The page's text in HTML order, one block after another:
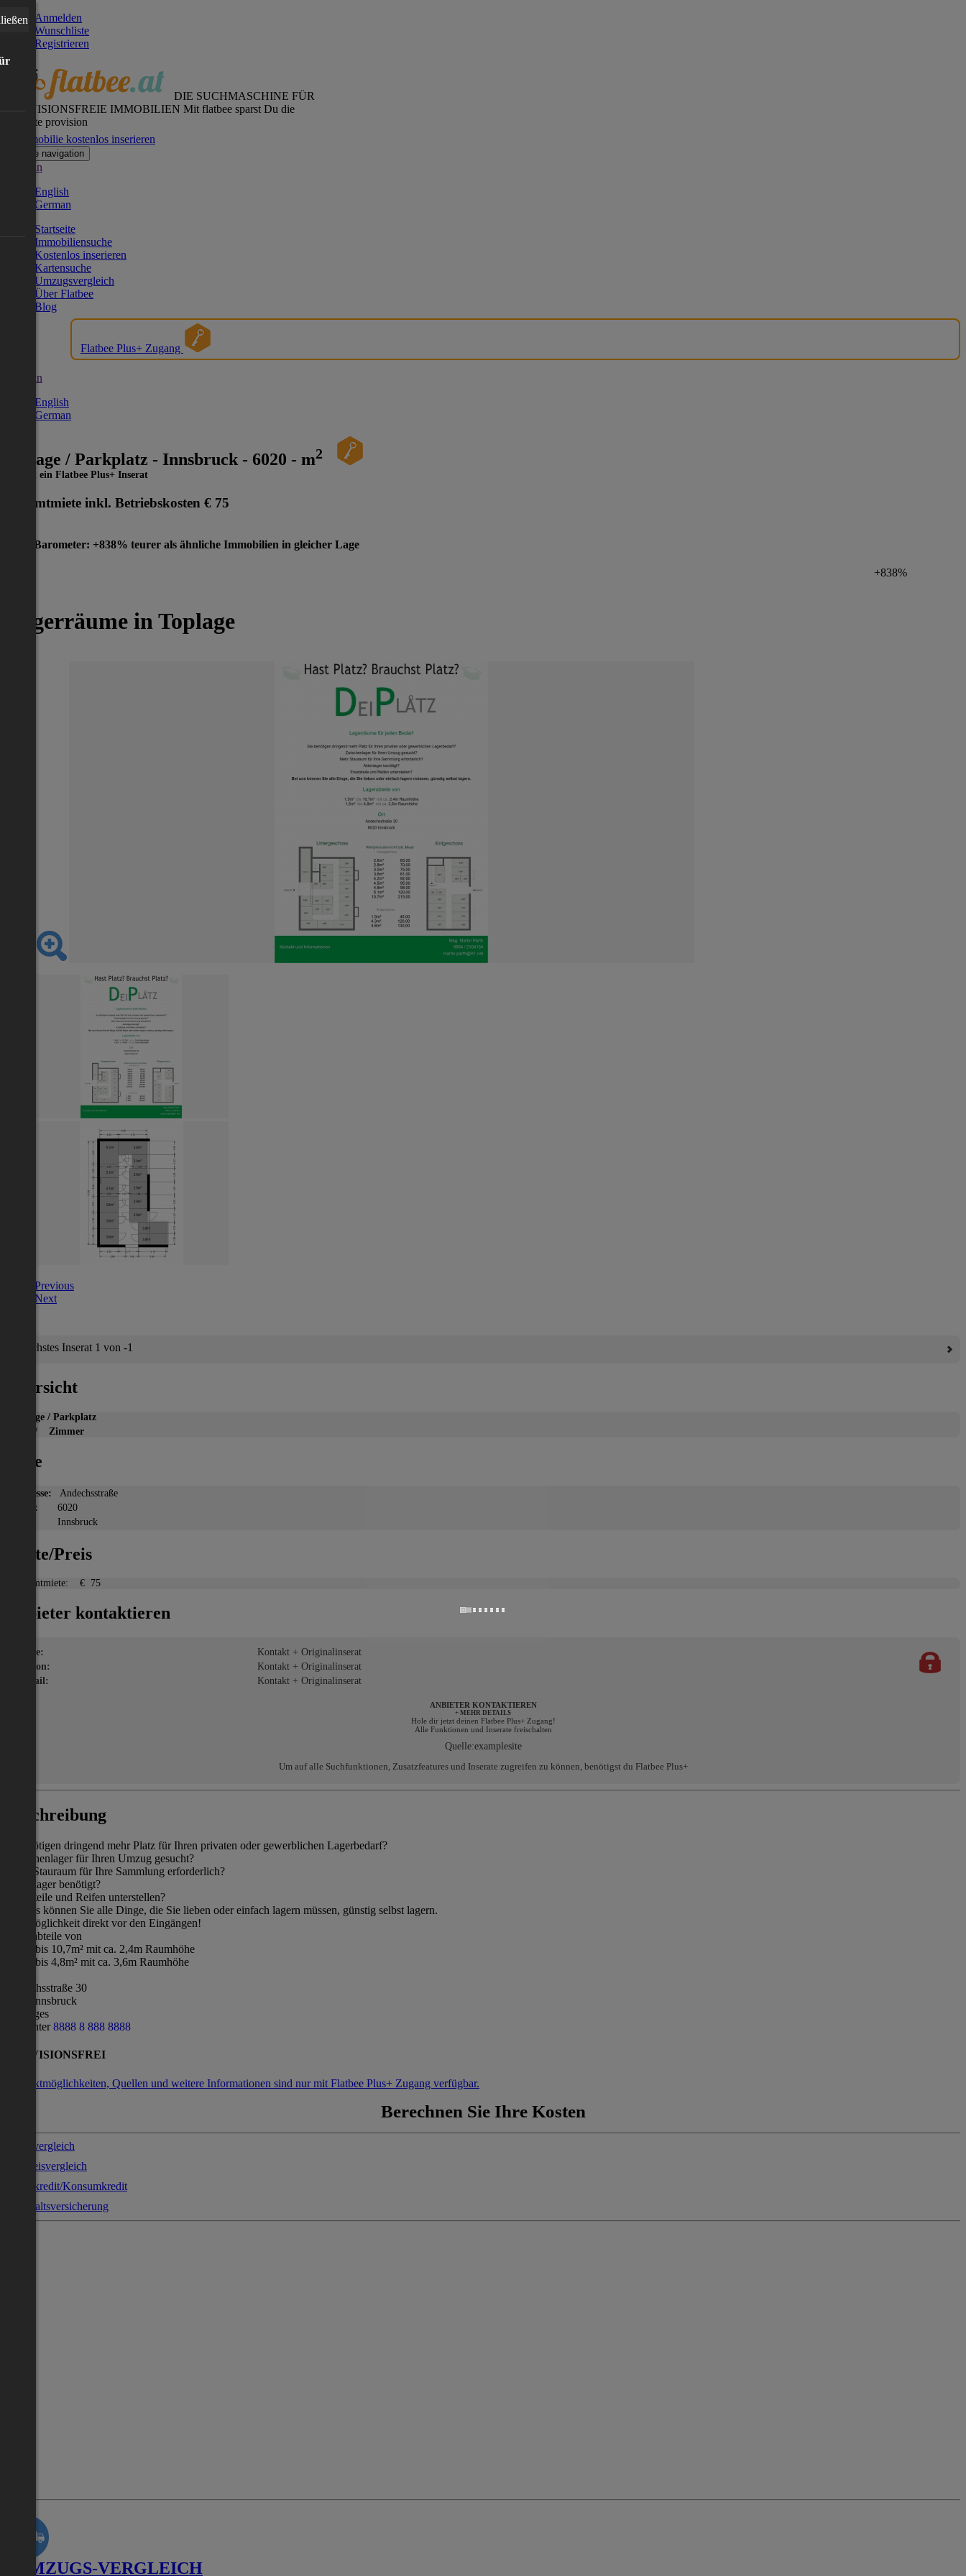
Anmelden
Wunschliste
Registrieren
DIE SUCHMASCHINE FÜR
PROVISIONSFREIE IMMOBILIEN Mit flatbee sparst Du die
gesamte provision
Immobilie kostenlos inserieren
Toggle navigation
German
English
German
Startseite
Immobiliensuche
Kostenlos inserieren
Kartensuche
Umzugsvergleich
Über Flatbee
Blog
Flatbee Plus+ Zugang
German
English
German
Garage / Parkplatz - Innsbruck - 6020 - m2
Dies ist ein Flatbee Plus+ Inserat
Gesamtmiete inkl. Betriebskosten € 75
Preis-Barometer: +838% teurer als ähnliche Immobilien in gleicher Lage
+838%
Lagerräume in Toplage
Previous
Next
Nächstes Inserat 1 von -1
Übersicht
Garage / Parkplatz
/ Zimmer
Lage
Adresse:
Andechsstraße
PLZ:
6020
Innsbruck
Miete/Preis
Gesamtmiete: € 75
Anbieter kontaktieren
Name:
Kontakt + Originalinserat
Telefon:
Kontakt + Originalinserat
E-Mail:
Kontakt + Originalinserat
ANBIETER KONTAKTIEREN
+ MEHR DETAILS
Hole dir jetzt deinen Flatbee Plus+ Zugang!
Alle Funktionen und Inserate freischalten
Quelle:examplesite
Um auf alle Suchfunktionen, Zusatzfeatures und Inserate zugreifen zu können, benötigst du Flatbee Plus+
Beschreibung
ie benötigen dringend mehr Platz für Ihren privaten oder gewerblichen Lagerbedarf?
Zwischenlager für Ihren Umzug gesucht?
Mehr Stauraum für Ihre Sammlung erforderlich?
Aktenlager benötigt?
Ersatzteile und Reifen unterstellen?
Bei uns können Sie alle Dinge, die Sie lieben oder einfach lagern müssen, günstig selbst lagern.
Parkmöglichkeit direkt vor den Eingängen!
Lagerabteile von
1,5m² bis 10,7m² mit ca. 2,4m Raumhöhe
1,5m² bis 4,8m² mit ca. 3,6m Raumhöhe
Andechsstraße 30
6020 Innsbruck
Sonstiges
Info unter 8888 8 888 8888
PROVISIONSFREI
Kontaktmöglichkeiten, Quellen und weitere Informationen sind nur mit Flatbee Plus+ Zugang verfügbar.
Berechnen Sie Ihre Kosten
Stromvergleich
Gaspreisvergleich
Sofortkredit/Konsumkredit
Haushaltsversicherung
UMZUGS-VERGLEICH